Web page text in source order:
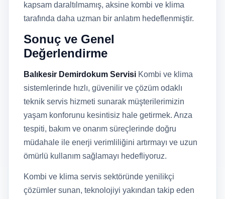
kapsam daraltılmamış, aksine kombi ve klima
tarafında daha uzman bir anlatım hedeflenmiştir.
Sonuç ve Genel
Değerlendirme
Balıkesir Demirdokum Servisi Kombi ve klima
sistemlerinde hızlı, güvenilir ve çözüm odaklı
teknik servis hizmeti sunarak müşterilerimizin
yaşam konforunu kesintisiz hale getirmek. Arıza
tespiti, bakım ve onarım süreçlerinde doğru
müdahale ile enerji verimliliğini artırmayı ve uzun
ömürlü kullanım sağlamayı hedefliyoruz.
Kombi ve klima servis sektöründe yenilikçi
çözümler sunan, teknolojiyi yakından takip eden